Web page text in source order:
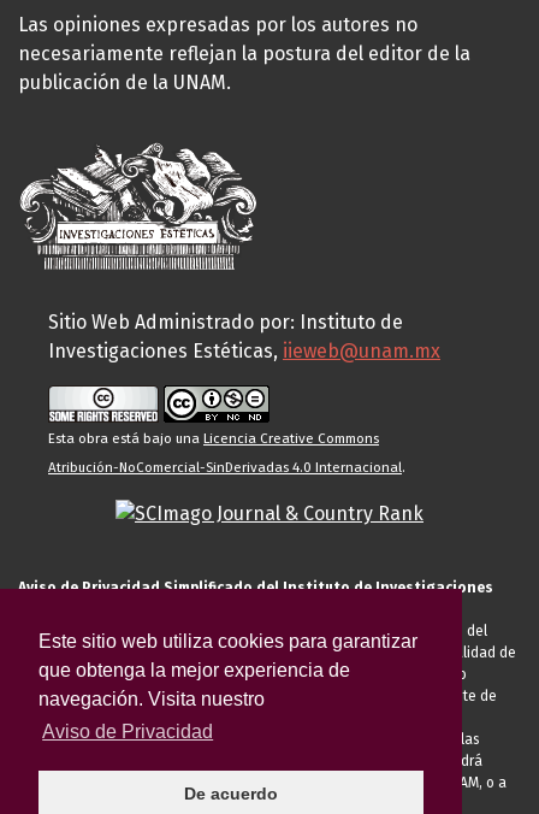
Este sitio web utiliza cookies para garantizar
que obtenga la mejor experiencia de
navegación. Visita nuestro
Aviso de Privacidad
De acuerdo
Las opiniones expresadas por los autores no
necesariamente reflejan la postura del editor de la
publicación de la UNAM.
Sitio Web Administrado por: Instituto de
Investigaciones Estéticas, iieweb@unam.mx
Esta obra está bajo una Licencia Creative Commons
Atribución-NoComercial-SinDerivadas 4.0 Internacional.
Aviso de Privacidad Simplificado del Instituto de Investigaciones
El Instituto de Investigaciones Estéticas de la UNAM, es responsable del
tratamiento de sus datos personales para el registro de usted en calidad de
alumno, docente, personal de la entidad académica, conferencista o
invitado externo (nacional o extranjero), visitante, proveedor o cliente de
anteriormente descritas u otras aquellas exigidas legalmente o por las
autoridades competentes podrá transferir sus datos personales. Podrá
ejercer sus derechos ARCO en la Unidad de Transparencia de la UNAM, o a
Plataforma Nacional de Transparencia.